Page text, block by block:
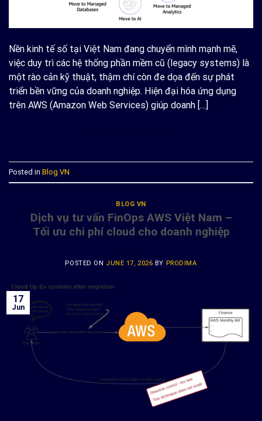
Nền kinh tế số tại Việt Nam đang chuyển mình mạnh mẽ,
việc duy trì các hệ thống phần mềm cũ (legacy systems) là
một rào cản kỹ thuật, thậm chí còn đe dọa đến sự phát
triển bền vững của doanh nghiệp. Hiện đại hóa ứng dụng
trên AWS (Amazon Web Services) giúp doanh […]
Posted in Blog VN
BLOG VN
Dịch vụ tư vấn FinOps AWS Việt Nam –
Tối ưu chi phí cloud cho doanh nghiệp
POSTED ON JUNE 17, 2026 BY PRODIMA
17
Jun